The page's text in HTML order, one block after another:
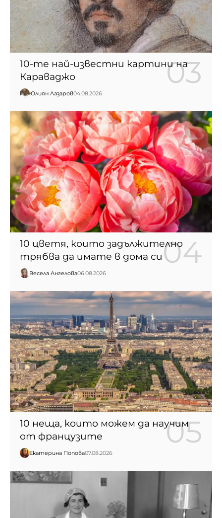
10-те най-известни картини на
Караваджо
Юлиян Лазаров04.08.2026
10 цветя, които задължително
трябва да имате в дома си
Весела Ангелова06.08.2026
10 неща, които можем да научим
от французите
Екатерина Попова07.08.2026